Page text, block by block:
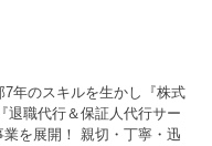
7年のスキルを生かし『株式
退職代行＆保証人代行サー
を展開！ 親切・丁寧・迅